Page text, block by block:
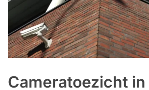
U
L
A
I
R
samenstellen
Cameratoezicht